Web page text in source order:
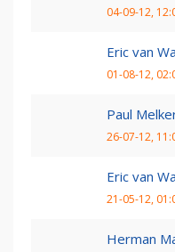
04-09-12,
Eric van
01-08-12,
Paul
26-07-12,
Eric van
21-05-12,
Herman